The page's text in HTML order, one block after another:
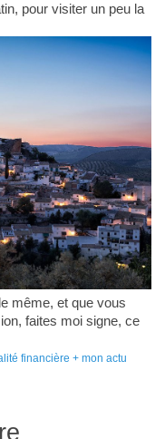
pour visiter un peu la
même, et que vous
faites moi signe, ce
financière + mon actu